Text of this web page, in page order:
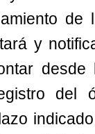
y
del